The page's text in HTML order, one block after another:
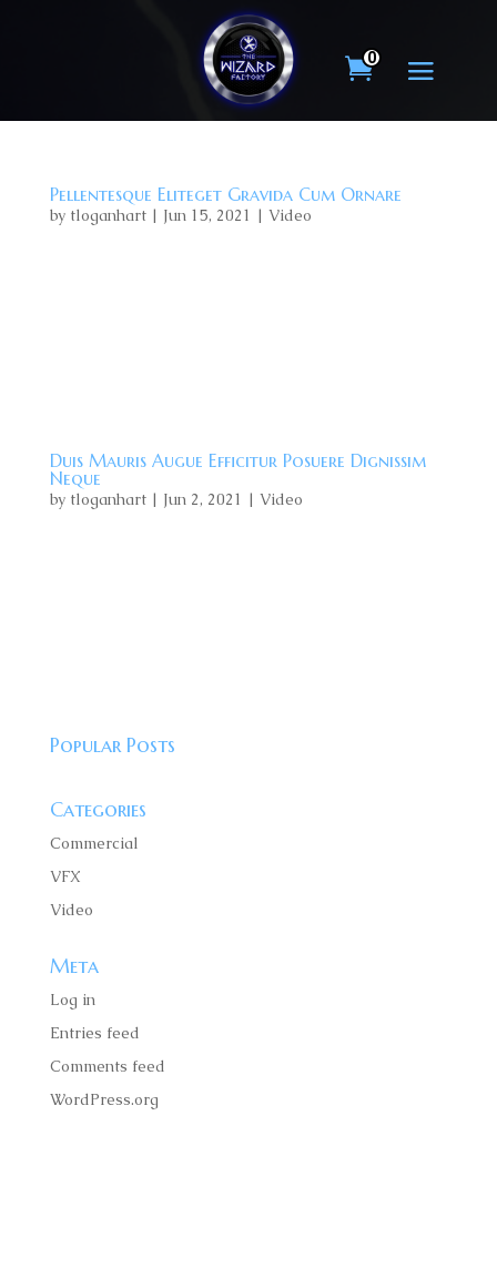
0
Pellentesque Eliteget Gravida Cum Ornare
by tloganhart| Jun 15, 2021 | Video
Duis Mauris Augue Efficitur Posuere Dignissim
Neque
by tloganhart| Jun 2, 2021 | Video
Popular Posts
Categories
Commercial
VFX
Video
Meta
Log in
Entries feed
Comments feed
WordPress.org